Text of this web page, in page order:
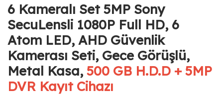
6 Kameralı Set 5MP Sony
SecuLensli 1080P Full HD, 6
Atom LED, AHD Güvenlik
Kamerası Seti, Gece Görüşlü,
Metal Kasa, 500 GB H.D.D + 5MP
DVR Kayıt Cihazı